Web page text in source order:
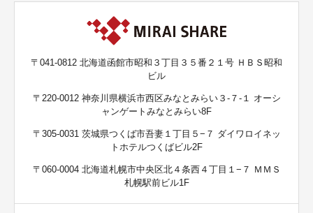
〒041-0812 北海道函館市昭和３丁目３５番２１号 ＨＢＳ昭和
ビル
〒220-0012 神奈川県横浜市西区みなとみらい３-７-１ オーシ
ャンゲートみなとみらい8F
〒305-0031 茨城県つくば市吾妻１丁目５−７ ダイワロイネッ
トホテルつくばビル2F
〒060-0004 北海道札幌市中央区北４条西４丁目１−７ ＭＭＳ
札幌駅前ビル1F